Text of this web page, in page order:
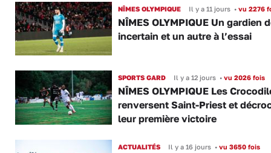
NÎMES OLYMPIQUE Il y a 11 jours •vu 2276
NÎMES OLYMPIQUE Un gardien
incertain et un autre à l’essai
SPORTS GARD Il y a 12 jours •vu 2026 fois
NÎMES OLYMPIQUE Les
renversent Saint-Priest et
leur première victoire
ACTUALITÉS Il y a 16 jours •vu 3650 fois